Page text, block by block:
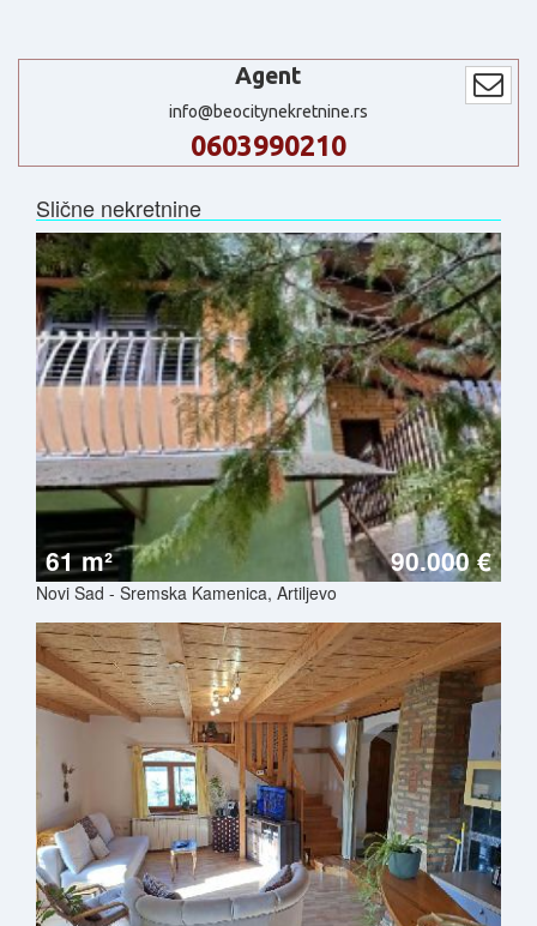
Agent
info@beocitynekretnine.rs
0603990210
Slične nekretnine
61 m² 90.000 €
Novi Sad - Sremska Kamenica, Artiljevo